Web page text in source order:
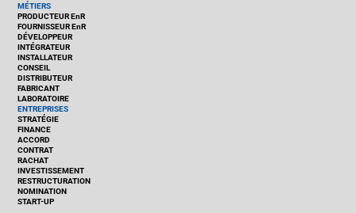
MÉTIERS
PRODUCTEUR EnR
FOURNISSEUR EnR
DÉVELOPPEUR
INTÉGRATEUR
INSTALLATEUR
CONSEIL
DISTRIBUTEUR
FABRICANT
LABORATOIRE
ENTREPRISES
STRATÉGIE
FINANCE
ACCORD
CONTRAT
RACHAT
INVESTISSEMENT
RESTRUCTURATION
NOMINATION
START-UP